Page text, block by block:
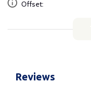
Offset:
Reviews